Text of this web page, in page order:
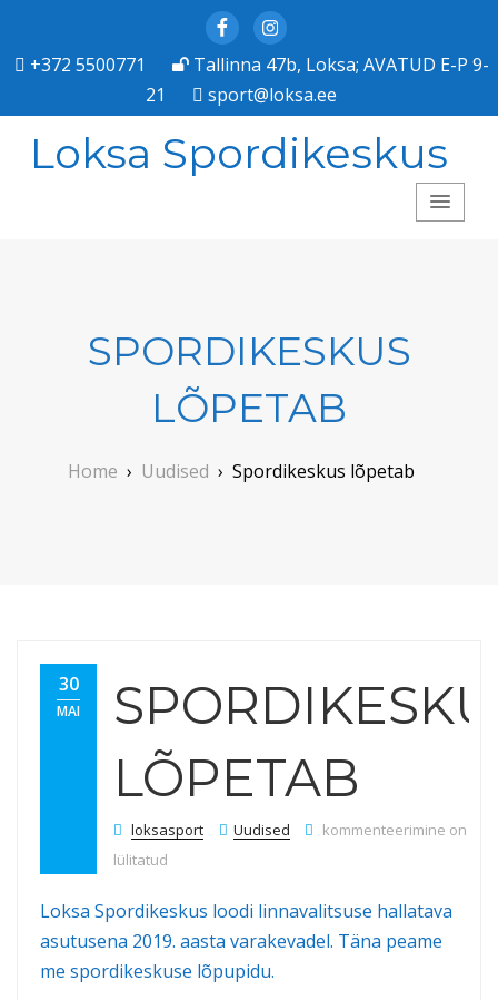
FacebookInstagram
+372 5500771
Tallinna 47b, Loksa; AVATUD E-P 9-
21
sport@loksa.ee
Loksa Spordikeskus
SPORDIKESKUS
LÕPETAB
Home › Uudised › Spordikeskus lõpetab
30
MAI
LÕPETAB
loksasport Uudised Spordikeskus lõpetab
kommenteerimine on
lülitatud
Loksa Spordikeskus loodi linnavalitsuse hallatava
asutusena 2019. aasta varakevadel. Täna peame
me spordikeskuse lõpupidu.